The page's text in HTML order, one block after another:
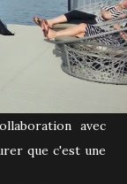
avec
que c'est une